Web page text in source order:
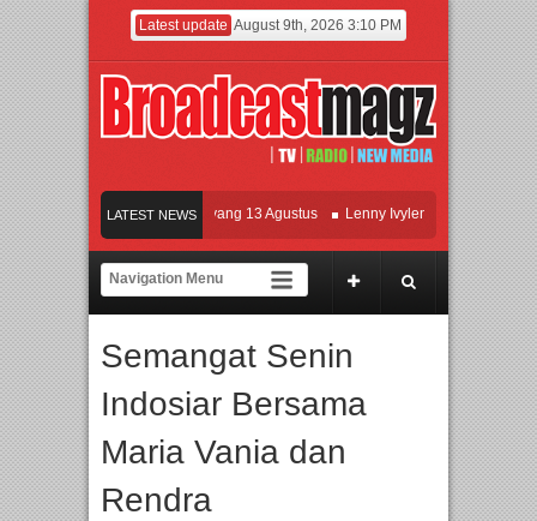
Latest update August 9th, 2026 3:10 PM
LATEST NEWS
KETOK MEJIK Siap Tayang 13 Agustus Lenny Ivylen: 26 Tahun Jaga
dan Universitas Agung Podomoro Jalin Kerja Sama Pendidikan dan Riset untuk
Semangat Senin
Indosiar Bersama
Maria Vania dan
Rendra